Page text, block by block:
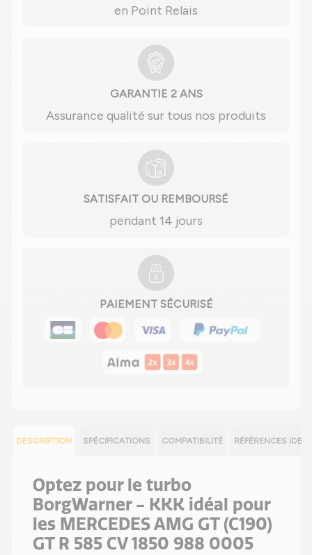
en Point Relais
GARANTIE 2 ANS
Assurance qualité sur tous nos produits
SATISFAIT OU REMBOURSÉ
pendant 14 jours
PAIEMENT SÉCURISÉ
DESCRIPTION SPÉCIFICATIONS COMPATIBILITÉ RÉFÉRENCES
Optez pour le turbo
BorgWarner - KKK idéal pour
les MERCEDES AMG GT (C190)
GT R 585 CV 1850 988 0005